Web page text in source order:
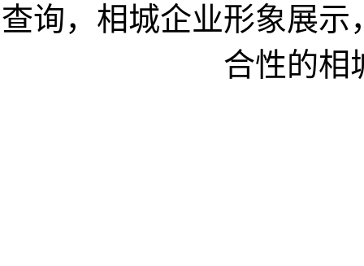
查询，相城企业形象展
合性的相